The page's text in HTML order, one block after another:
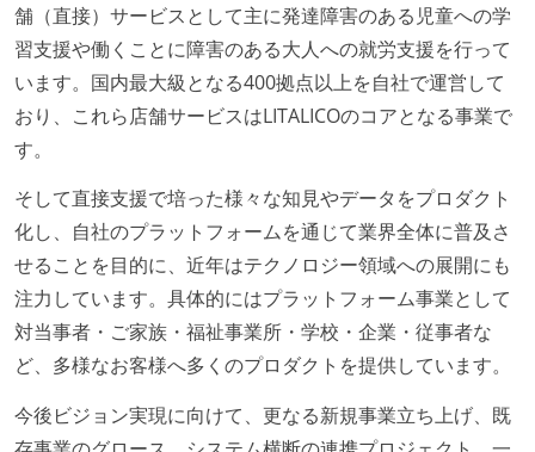
舗（直接）サービスとして主に発達障害のある児童への学
習支援や働くことに障害のある大人への就労支援を行って
います。国内最大級となる400拠点以上を自社で運営して
おり、これら店舗サービスはLITALICOのコアとなる事業で
す。
そして直接支援で培った様々な知見やデータをプロダクト
化し、自社のプラットフォームを通じて業界全体に普及さ
せることを目的に、近年はテクノロジー領域への展開にも
注力しています。具体的にはプラットフォーム事業として
対当事者・ご家族・福祉事業所・学校・企業・従事者な
ど、多様なお客様へ多くのプロダクトを提供しています。
今後ビジョン実現に向けて、更なる新規事業立ち上げ、既